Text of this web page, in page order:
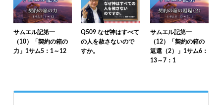
サムエル記第一
（10）「契約の箱の
力」1サム5：1～12
Q509 なぜ神はすべて
の人を赦さないので
すか。
サムエル記第一
（12）「契約の箱の
返還（2）」1サム6：
13～7：1